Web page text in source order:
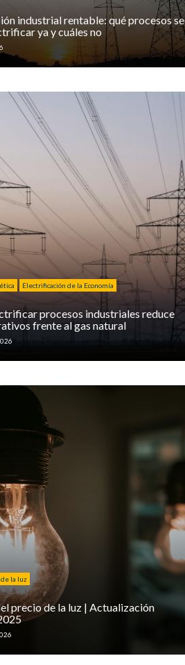
industrial rentable: qué procesos se
ya y cuáles no
Electrificación de la Economía
procesos industriales reduce
frente al gas natural
la luz
precio de la luz | Actualización